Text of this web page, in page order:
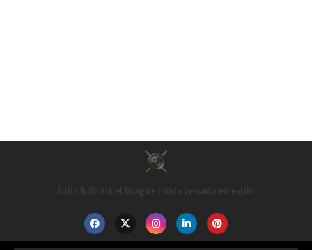
Suits & Shirts el blog de moda versado en estilo